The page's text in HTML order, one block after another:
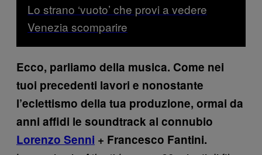
Lo strano ‘vuoto’ che provi a vedere
Venezia scomparire
Ecco, parliamo della musica. Come nei
tuoi precedenti lavori e nonostante
l’eclettismo della tua produzione, ormai da
anni affidi le soundtrack al connubio
Lorenzo Senni + Francesco Fantini.